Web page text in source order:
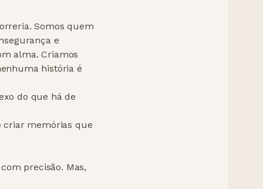
Somos quem
e
alma. Criamos
história é
do que há de
criar memórias que
precisão. Mas,